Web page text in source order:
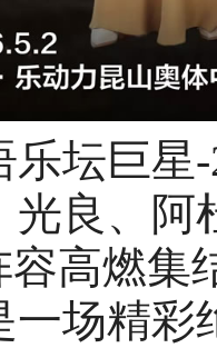
坛巨星-
良、阿
高燃集
精彩